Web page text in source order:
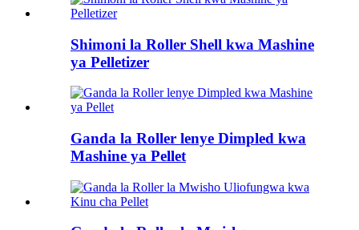
Shimoni la Roller Shell kwa Mashine
ya Pelletizer
Ganda la Roller lenye Dimpled kwa
Mashine ya Pellet